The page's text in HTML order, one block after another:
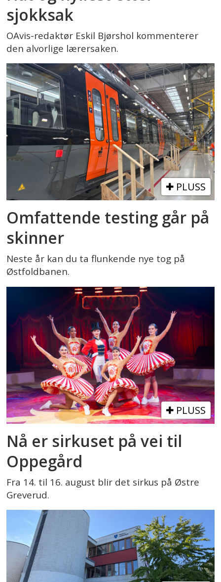
sjokksak
OAvis-redaktør Eskil Bjørshol kommenterer
den alvorlige lærersaken.
PLUSS
Omfattende testing går på
skinner
Neste år kan du ta flunkende nye tog på
Østfoldbanen.
PLUSS
Nå er sirkuset på vei til
Oppegård
Fra 14. til 16. august blir det sirkus på Østre
Greverud.